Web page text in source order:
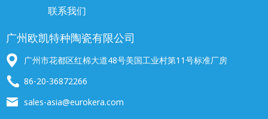
联系我们
广州欧凯特种陶瓷有限公司
广州市花都区红棉大道48号美国工业村第11号标准厂房
86-20-36872266
sales-asia@eurokera.com